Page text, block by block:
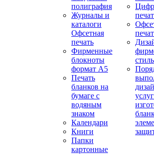
полиграфия
Журналы и
каталоги
Офсетная
печать
Фирменные
блокноты
формат А5
Печать
бланков на
бумаге с
водяным
знаком
Календари
Книги
Папки
картонные
стиль